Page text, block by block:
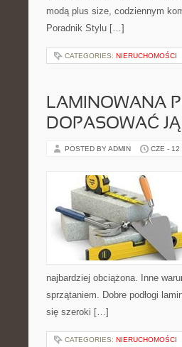
modą plus size, codziennym
Poradnik Stylu […]
CATEGORIES: NIERUCHOMOŚCI
LAMINOWANA
DOPASOWAĆ
POSTED BY ADMIN CZE - 12
najbardziej obciążona. Inne
sprzątaniem. Dobre podłogi
się szeroki […]
CATEGORIES: NIERUCHOMOŚCI